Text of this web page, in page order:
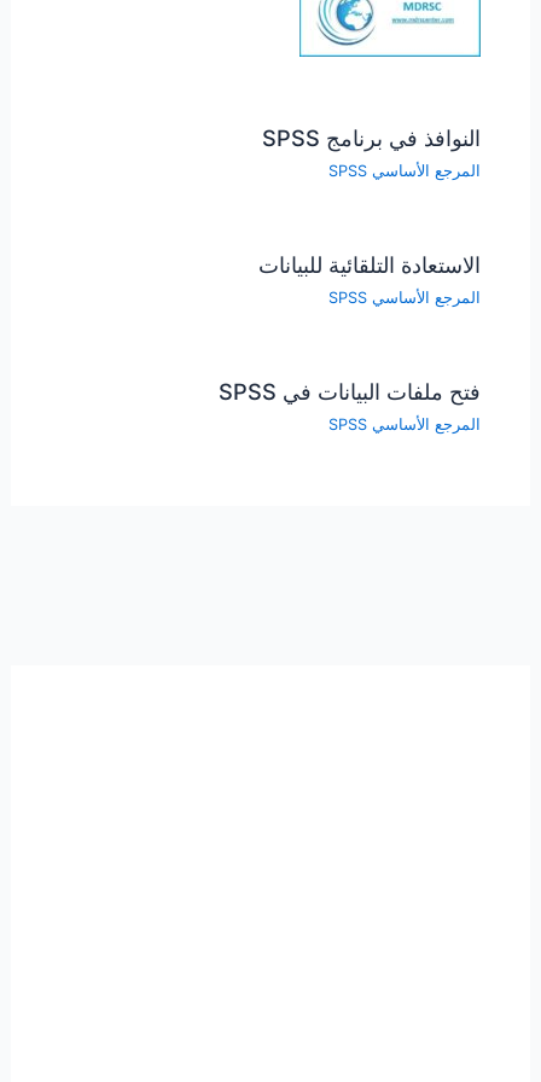
النوافذ في برنامج SPSS
المرجع الأساسي SPSS
الاستعادة التلقائية للبيانات
المرجع الأساسي SPSS
فتح ملفات البيانات في SPSS
المرجع الأساسي SPSS